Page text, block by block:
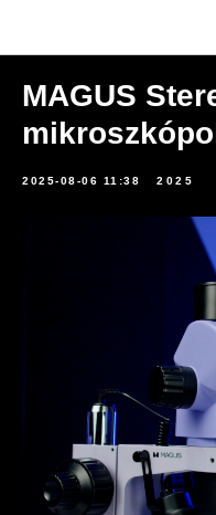
MAGUS
2025-08-06 11:38 2025